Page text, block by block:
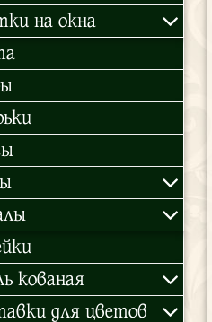
на окна
кованая
для цветов